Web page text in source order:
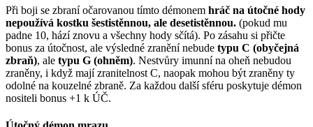
Při boji se zbraní očarovanou tímto démonem hráč na útočné hody
nepoužívá kostku šestistěnnou, ale desetistěnnou. (pokud mu
padne 10, hází znovu a všechny hody sčítá). Po zásahu si přičte
bonus za útočnost, ale výsledné zranění nebude typu C (obyčejná
zbraň), ale typu G (ohněm). Nestvůry imunní na oheň nebudou
zraněny, i když mají zranitelnost C, naopak mohou být zraněny ty
odolné na kouzelné zbraně. Za každou další sféru poskytuje démon
nositeli bonus +1 k ÚČ.